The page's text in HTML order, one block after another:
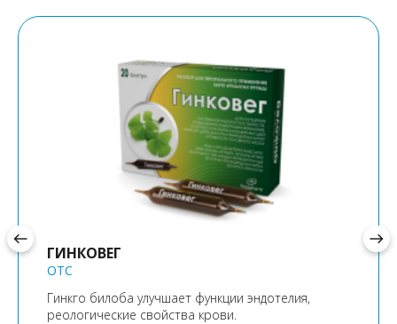
ГИНКОВЕГ
OTC
Гинкго билоба улучшает функции эндотелия,
реологические свойства крови.
west east